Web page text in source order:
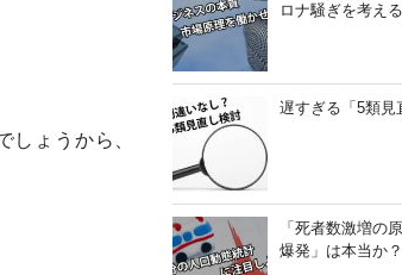
しょうから、
ロナ騒ぎを考える
遅すぎる「5類見
「死者数激増の
爆発」は本当か？